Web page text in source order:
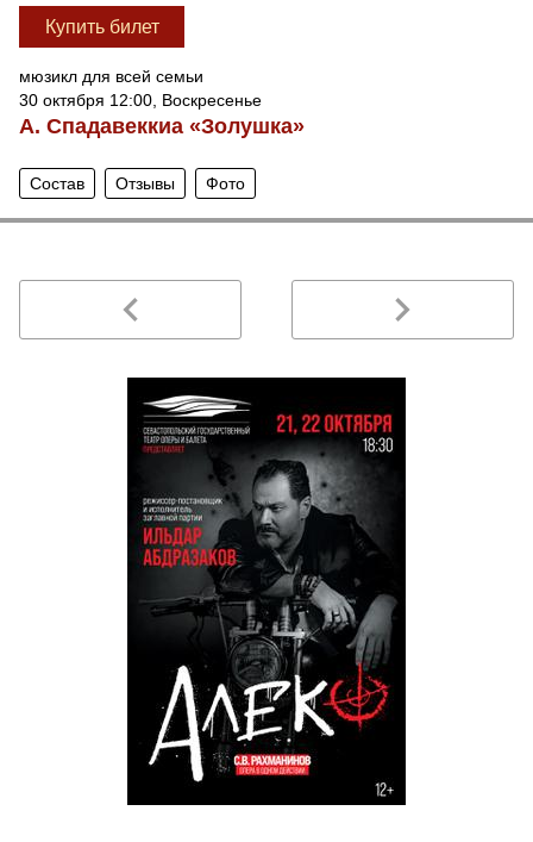
Купить билет
мюзикл для всей семьи
30 октября 12:00, Воскресенье
А. Спадавеккиа «Золушка»
Состав Отзывы Фото
navigate_before navigate_next